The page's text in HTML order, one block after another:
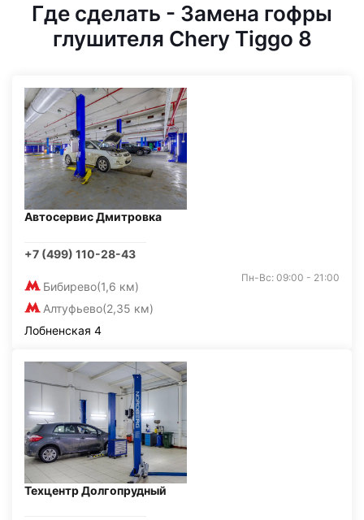
Где сделать - Замена гофры
глушителя Chery Tiggo 8
Автосервис Дмитровка
+7 (499) 110-28-43
Бибирево(1,6 км)
Алтуфьево(2,35 км)
Пн-Вс: 09:00 - 21:00
Лобненская 4
Техцентр Долгопрудный